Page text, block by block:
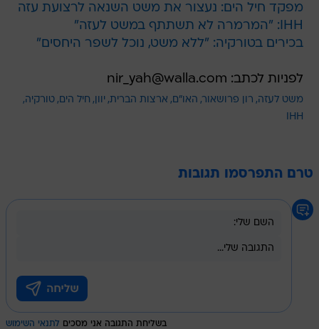
מפקד חיל הים: נעצור את משט השנאה לרצועת עזה
IHH: "המרמרה לא תשתתף במשט לעזה"
בכירים בטורקיה: "ללא משט, נוכל לשפר היחסים"
לפניות לכתב: nir_yah@walla.com
משט לעזה רון פרושאור האו"ם ארצות הברית יוון חיל הים
טורקיה
IHH
טרם התפרסמו תגובות
בשליחת התגובה אני מסכים לתנאי השימוש